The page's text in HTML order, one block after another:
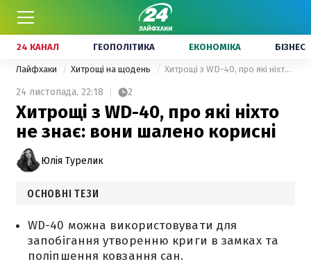
24 КАНАЛ ГЕОПОЛІТИКА ЕКОНОМІКА БІЗНЕС
Лайфхаки Хитрощі на щодень Хитрощі з WD-40, про які ніхто не знає: вони шалено корисні
24 листопада, 22:18 2
Хитрощі з WD-40, про які ніхто
не знає: вони шалено корисні
Юлія Турелик
ОСНОВНІ ТЕЗИ
WD-40 можна використовувати для
запобігання утворенню криги в замках та
поліпшення ковзання сан.